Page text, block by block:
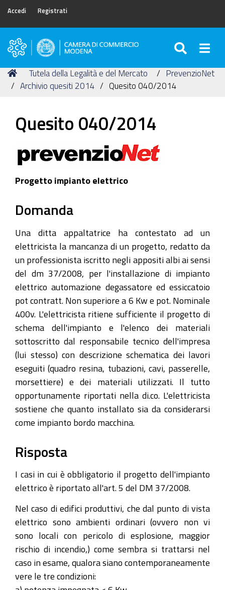
Accedi Registrati
Camera
Commercio
di
Tu
sei
Home
Tutela della Legalità e del Mercato
PrevenzioNet
Archivio quesiti 2014
Quesito 040/2014
Quesito 040/2014
Progetto impianto elettrico
Domanda
Una ditta appaltatrice ha contestato ad un
elettricista la mancanza di un progetto, redatto da
un professionista iscritto negli appositi albi ai sensi
del dm 37/2008, per l'installazione di impianto
elettrico automazione degassatore ed essiccatoio
pot contratt. Non superiore a 6 Kw e pot. Nominale
400v. L'elettricista ritiene sufficiente il progetto di
schema dell'impianto e l'elenco dei materiali
sottoscritto dal responsabile tecnico dell'impresa
(lui stesso) con descrizione schematica dei lavori
eseguiti (quadro resina, tubazioni, cavi, passerelle,
morsettiere) e dei materiali utilizzati. Il tutto
opportunamente riportati nella di.co. L'elettricista
sostiene che quanto installato sia da considerarsi
come impianto bordo macchina.
Risposta
I casi in cui è obbligatorio il progetto dell'impianto
elettrico è riportato all'art. 5 del DM 37/2008.
Nel caso di edifici produttivi, che dal punto di vista
elettrico sono ambienti ordinari (ovvero non vi
sono locali con pericolo di esplosione, maggior
rischio di incendio,) come sembra si trattarsi nel
caso in esame, qualora siano contemporaneamente
vere le tre condizioni: